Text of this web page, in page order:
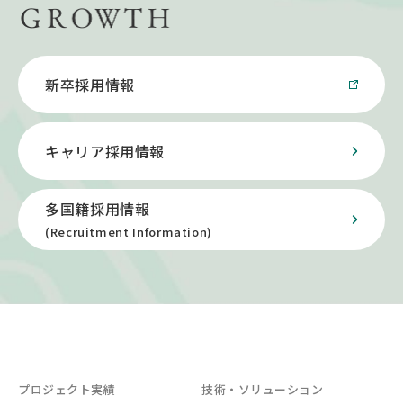
新卒採用情報
キャリア採用情報
多国籍採用情報
(Recruitment Information)
プロジェクト実績 技術・ソリューション